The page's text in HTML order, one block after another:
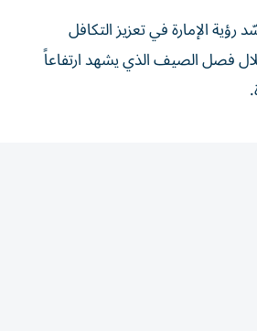
الإمارة في تعزيز التكافل
فصل الصيف الذي يشهد ارتفاعاً